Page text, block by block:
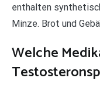
enthalten
Minze. Brot und
Welche